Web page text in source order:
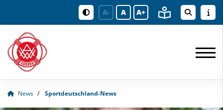
A- A A+
News Sportdeutschland-News